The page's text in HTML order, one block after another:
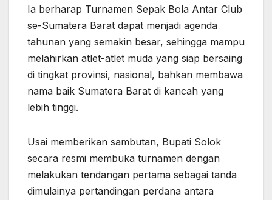
Ia berharap Turnamen Sepak Bola Antar Club
se-Sumatera Barat dapat menjadi agenda
tahunan yang semakin besar, sehingga mampu
melahirkan atlet-atlet muda yang siap bersaing
di tingkat provinsi, nasional, bahkan membawa
nama baik Sumatera Barat di kancah yang
lebih tinggi.
Usai memberikan sambutan, Bupati Solok
secara resmi membuka turnamen dengan
melakukan tendangan pertama sebagai tanda
dimulainya pertandingan perdana antara